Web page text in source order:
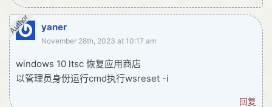
yaner
Author
November 28th, 2023 at 10:17 am
windows 10 ltsc 恢复应用商店
以管理员身份运行cmd执行wsreset -i
回复